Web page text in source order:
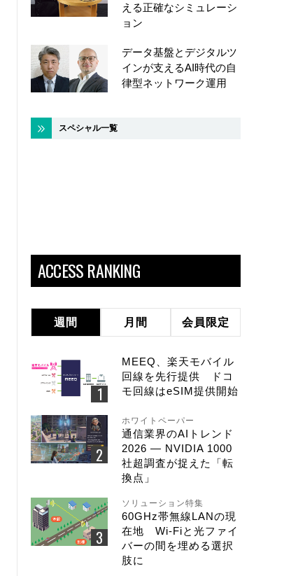
える正確なシミュレーシ
ョン
データ基盤とデジタルツ
インが支えるAI時代の自
律型ネットワーク運用
スペシャル一覧
ACCESS RANKING
週間 月間 会員限定
MEEQ、楽天モバイル
回線を先行提供 ドコ
モ回線はeSIM提供開始
ホワイトペーパー
通信業界のAIトレンド
2026 ― NVIDIA 1000
社超調査が捉えた「転
換点」
ソリューション特集
60GHz帯無線LANの現
在地 Wi-Fiと光ファイ
バーの間を埋める選択
肢に